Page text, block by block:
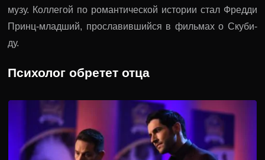
музу. Коллегой по романтической истории стал Фредди
Принц-младший, прославившийся в фильмах о Скуби-
ду.
Психолог обретет отца